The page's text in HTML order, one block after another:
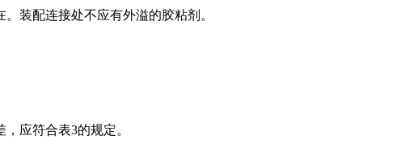
装配连接处不应有外溢的胶粘剂。
应符合表3的规定。